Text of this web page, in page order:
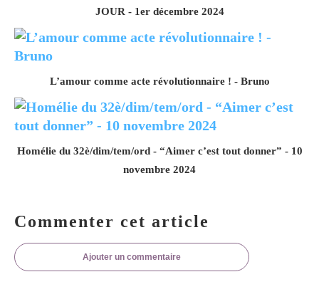
JOUR - 1er décembre 2024
L’amour comme acte révolutionnaire ! - Bruno
Homélie du 32è/dim/tem/ord - “Aimer c’est tout donner” - 10
novembre 2024
Commenter cet article
Ajouter un commentaire